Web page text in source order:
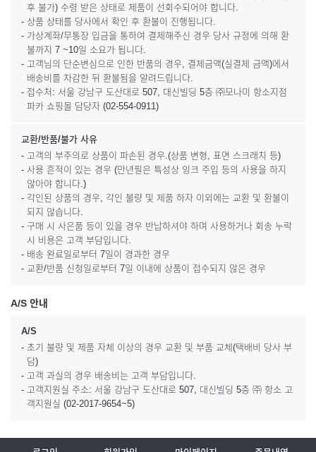
후 불가) 수령 받은 상태로 제품이 선회수되어야 합니다.
- 상품 상태를 당사에서 확인 후 환불이 진행됩니다.
- 가상계좌/무통장 입금을 통하여 결제해주신 경우 당사 규정에 의해 환
불까지 7 ~10일 소요가 됩니다.
- 고객님의 단순변심으로 인한 반품의 경우, 결제금액(실결제 금액)에서
배송비를 차감한 뒤 환불됨을 알려드립니다.
- 접수처: 서울 강남구 도산대로 507, 대신빌딩 5층 ㈜모나미 항소지점
파카 쇼핑몰 담당자 (02-554-0911)
교환/반품/불가 사유
- 고객의 부주의로 상품이 파손된 경우.(상품 변형, 표면 스크래치 등)
- 사용 흔적이 있는 경우 (만년필은 특성상 잉크 주입 등의 사용을 하지
않아야 합니다.)
- 각인된 상품의 경우, 각인 불량 및 제품 하자 이외에는 교환 및 환불이
되지 않습니다.
- 구매 시 사은품 등이 있을 경우 반납하셔야 하며 사용하거나 회송 누락
시 비용은 고객 부담입니다.
- 배송 완료일로부터 7일이 경과한 경우
- 교환/반품 신청일로부터 7일 이내에 상품이 접수되지 않은 경우
A/S 안내
A/S
- 초기 불량 및 제품 자체 이상의 경우 교환 및 부품 교체(택배비 당사 부
담)
- 고객 과실의 경우 배송비는 고객 부담입니다.
- 고객지원실 주소: 서울 강남구 도산대로 507, 대신빌딩 5층 ㈜ 항소 고
객지원실 (02-2017-9654~5)